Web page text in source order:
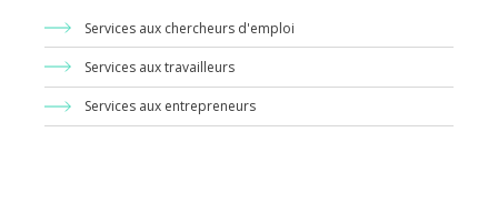
Services aux chercheurs d'emploi
Services aux travailleurs
Services aux entrepreneurs